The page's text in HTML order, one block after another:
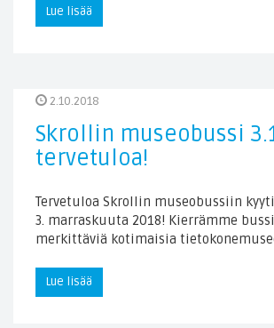
Lue lisää
2.10.2018
Skrollin museobussi
tervetuloa!
Tervetuloa Skrollin museobussiin
3. marraskuuta 2018! Kierrämme
merkittäviä kotimaisia
Lue lisää